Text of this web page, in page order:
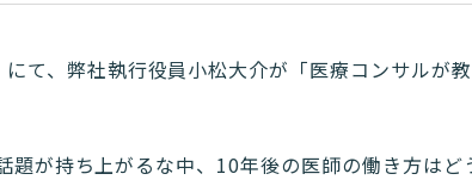
て、弊社執行役員小松大介が「医療コンサルが
が持ち上がるな中、10年後の医師の働き方はど